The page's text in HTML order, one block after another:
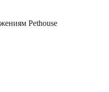
Pethouse